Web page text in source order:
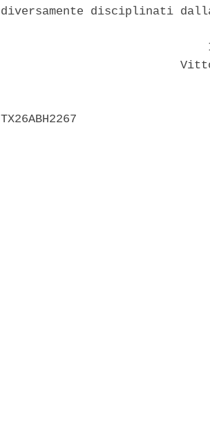
diversamente disciplinati